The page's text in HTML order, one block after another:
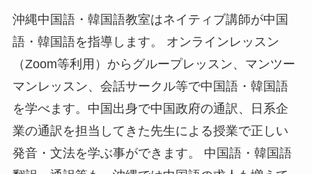
沖縄中国語・韓国語教室はネイティブ講師が中国
語・韓国語を指導します。 オンラインレッスン
（Zoom等利用）からグループレッスン、マンツー
マンレッスン、会話サークル等で中国語・韓国語
を学べます。中国出身で中国政府の通訳、日系企
業の通訳を担当してきた先生による授業で正しい
発音・文法を学ぶ事ができます。 中国語・韓国語